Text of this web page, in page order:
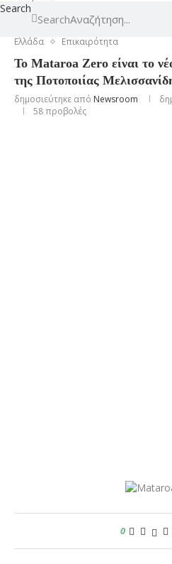
Search
Search
Ελλάδα Επικαιρότητα
Το Mataroa Zero είναι το
της Ποτοποιίας
δημοσιεύτηκε από Newsroom
58προβολές
0